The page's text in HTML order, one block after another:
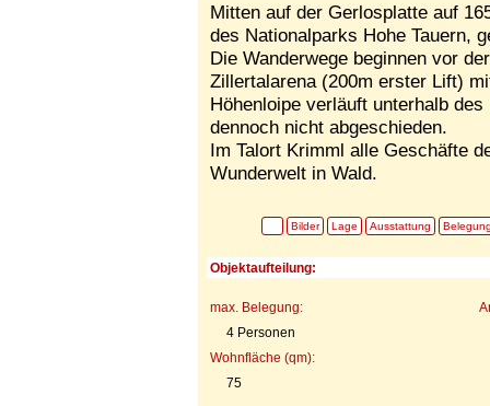
Mitten auf der Gerlosplatte auf
des Nationalparks Hohe Tauern,
Die Wanderwege beginnen vor
Zillertalarena (200m erster Lift)
Höhenloipe verläuft unterhalb
dennoch nicht abgeschieden.
Im Talort Krimml alle Geschäfte
Wunderwelt in Wald.
Bilder Lage Ausstattung
Objektaufteilung:
max. Belegung:
4 Personen
Wohnfläche (qm):
75